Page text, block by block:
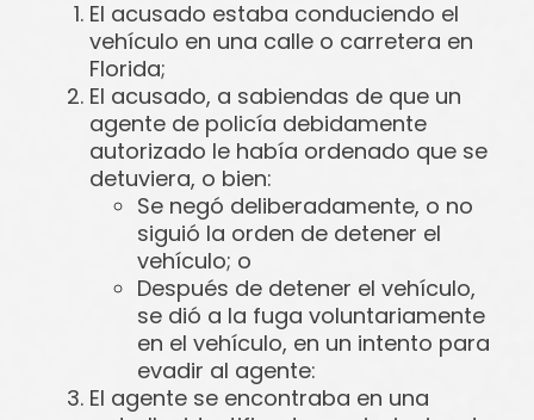
El acusado estaba conduciendo el
vehículo en una calle o carretera en
Florida;
El acusado, a sabiendas de que un
agente de policía debidamente
autorizado le había ordenado que se
detuviera, o bien:
Se negó deliberadamente, o no
siguió la orden de detener el
vehículo; o
Después de detener el vehículo,
se dió a la fuga voluntariamente
en el vehículo, en un intento para
evadir al agente:
El agente se encontraba en una